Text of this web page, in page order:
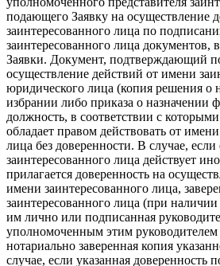
подающего Заявку на осуществление
заинтересованного лица по
заинтересованного лица документов,
Заявки. Документ, подтверждающий
осуществление действий от имени
юридического лица (копия решения о
избрании либо приказа о назначении
должность, в соответствии с
обладает правом действовать от
лица без доверенности. В случае,
заинтересованного лица действует
прилагается доверенность на
имени заинтересованного лица,
заинтересованного лица (при
им лично или подписанная
уполномоченным этим
нотариально заверенная копия
случае, если указанная доверенность